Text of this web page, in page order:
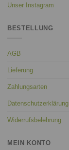
Unser Instagram
BESTELLUNG
AGB
Lieferung
Zahlungsarten
Datenschutzerklärung
Widerrufsbelehrung
MEIN KONTO